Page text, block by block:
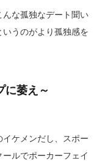
な孤独なデート聞い
うのがより孤独感を
に萎え～
ケメンだし、スポー
ルでポーカーフェイ